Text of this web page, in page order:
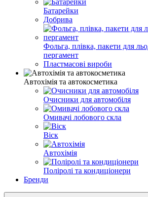
Батарейки
Добрива
Фольга, плівка, пакети для
пергамент
Пластмасові вироби
Автохімія та автокосметика
Очисники для автомобіля
Омивачі лобового скла
Віск
Автохімія
Поліролі та кондиціонери
Бренди